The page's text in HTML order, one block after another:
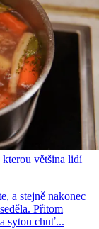
většina lidí
a stejně nakonec
Přitom
sytou chuť...